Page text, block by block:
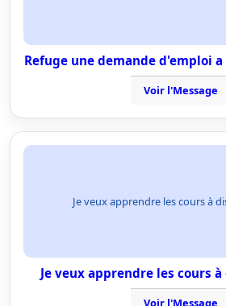
Refuge une demande d'emploi
Voir l'Message
Je veux apprendre les cours à
Je veux apprendre les cours
Voir l'Message